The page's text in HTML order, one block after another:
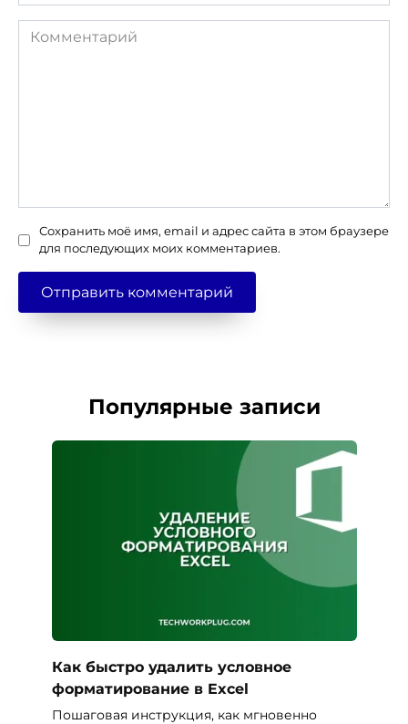
Комментарий
Сохранить моё имя, email и адрес сайта в этом браузере
для последующих моих комментариев.
Популярные записи
Как быстро удалить условное
форматирование в Excel
Пошаговая инструкция, как мгновенно